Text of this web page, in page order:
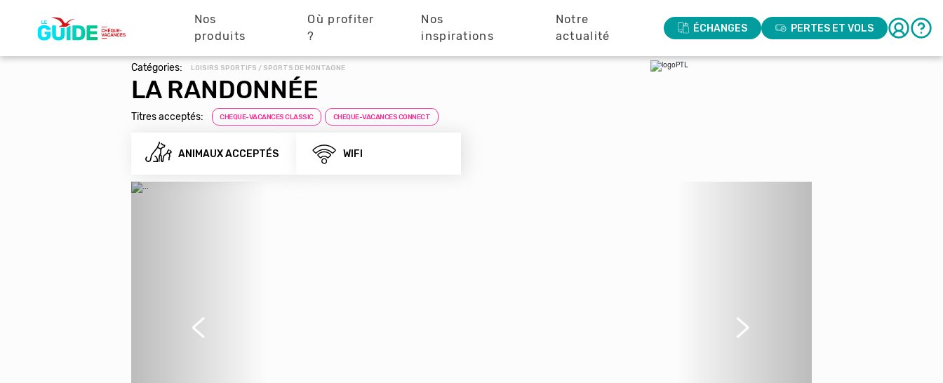
principale
Nos
produits
Où profiter
?
Nos
inspirations
Notre
actualité
ÉCHANGES PERTES ET VOLS
Catégories: LOISIRS SPORTIFS / SPORTS DE MONTAGNE
LA RANDONNÉE
Titres acceptés: CHEQUE-VACANCES CLASSIC CHEQUE-VACANCES CONNECT
ANIMAUX ACCEPTÉS WIFI
Précédent Suivant